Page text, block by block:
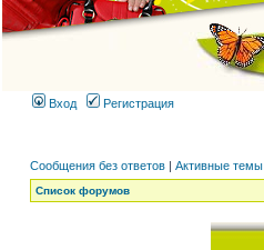
Вход Регистрация
Сообщения без ответов | Активные темы
Список форумов